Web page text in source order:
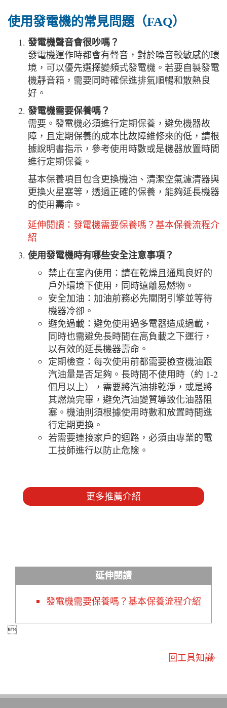
使用發電機的常見問題（FAQ）
發電機聲音會很吵嗎？
發電機運作時都會有聲音，對於噪音較敏感的環
境，可以優先選擇變頻式發電機。若要自製發電
機靜音箱，需要同時確保進排氣順暢和散熱良
好。
發電機需要保養嗎？
需要。發電機必須進行定期保養，避免機器故
障，且定期保養的成本比故障維修來的低，請根
據說明書指示，參考使用時數或是機器放置時間
進行定期保養。
基本保養項目包含更換機油、清潔空氣濾清器與
更換火星塞等，透過正確的保養，能夠延長機器
的使用壽命。
延伸閱讀： 發電機需要保養嗎？基本保養流程介
紹
使用發電機時有哪些安全注意事項？
禁止在室內使用：請在乾燥且通風良好的
戶外環境下使用，同時遠離易燃物。
安全加油：加油前務必先關閉引擎並等待
機器冷卻。
避免過載：避免使用過多電器造成過載，
同時也需避免長時間在高負載之下運行，
以有效的延長機器壽命。
定期檢查：每次使用前都需要檢查機油跟
汽油量是否足夠。長時間不使用時（約 1-2
個月以上），需要將汽油排乾淨，或是將
其燃燒完畢，避免汽油變質導致化油器阻
塞。機油則須根據使用時數和放置時間進
行定期更換。
若需要連接家戶的迴路，必須由專業的電
工技師進行以防止危險。
更多推薦介紹
延伸閱讀
發電機需要保養嗎？基本保養流程介紹

回工具知識